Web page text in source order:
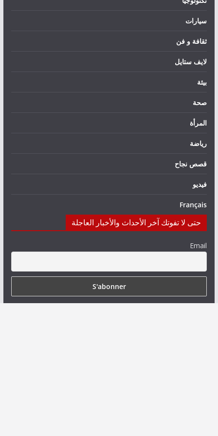
سيارات
ثقافة و فن
لايف ستايل
بيئة
صحة
المرأة
رياضة
قصص نجاح
فيديو
Français
حتى لا تفوتك آخر الأحداث والأخبار العاجلة
Email